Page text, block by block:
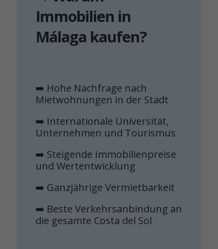
Immobilien in
Málaga kaufen?
➡️ Hohe Nachfrage nach
Mietwohnungen in der Stadt
➡️ Internationale Universität,
Unternehmen und Tourismus
➡️ Steigende Immobilienpreise
und Wertentwicklung
➡️ Ganzjährige Vermietbarkeit
➡️ Beste Verkehrsanbindung an
die gesamte Costa del Sol